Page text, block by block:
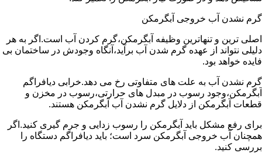
گرم نشدن آب خروجی آبگرمکن
اصلی ترین و تنهاترین وظیفه آبگرمکن،گرم کردن آب است.اگر به هر
دلیلی نتواند از عهده گرم شدن آب برآید،آنگاه وجودش در ساختمان بی
فایده خواهد بود.
گرم نشدن آب به علت های متفاوتی رخ می دهد.خرابی دیافراگم
آبگرمکن،وجود رسوب در مبدل های حرارتی،رسوب در مخزن و
قطعات آبگرمکن از دلایل گرم نشدن آب آبگرمکن هستند.
برای رفع مشکل باید آبگرمکن را رسوب زدایی و جرم گیری کنید.اگر
همچنان آب خروجی آبگرمکن سرد است؛ باید دیافراگم دستگاه را
بررسی کنید.